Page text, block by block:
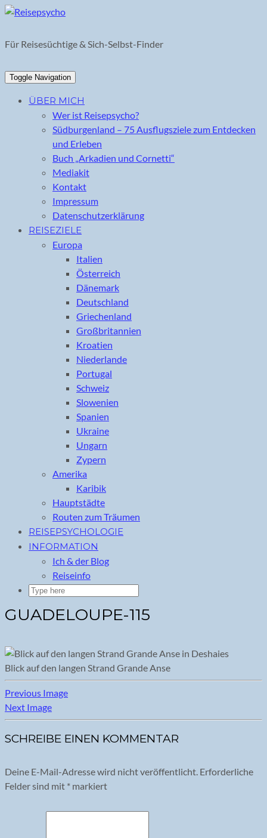
Skip
content
Für Reisesüchtige & Sich-Selbst-Finder
Toggle Navigation
ÜBER MICH
Wer ist Reisepsycho?
Südburgenland – 75 Ausflugsziele zum Entdecken
und Erleben
Buch „Arkadien und Cornetti“
Mediakit
Kontakt
Impressum
Datenschutzerklärung
REISEZIELE
Europa
Italien
Österreich
Dänemark
Deutschland
Griechenland
Großbritannien
Kroatien
Niederlande
Portugal
Schweiz
Slowenien
Spanien
Ukraine
Ungarn
Zypern
Amerika
Karibik
Hauptstädte
Routen zum Träumen
REISEPSYCHOLOGIE
INFORMATION
Ich & der Blog
Reiseinfo
GUADELOUPE-115
Blick auf den langen Strand Grande Anse
Previous Image
Next Image
SCHREIBE EINEN KOMMENTAR
Deine E-Mail-Adresse wird nicht veröffentlicht. Erforderliche
Felder sind mit * markiert